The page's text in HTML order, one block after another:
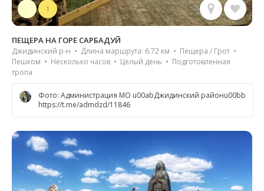
1
ПЕЩЕРА НА ГОРЕ САРБАДУЙ
Джидинский р-н • Длина маршрута: 6.72 км • Пещера / Грот •
Пешком • Несколько часов • Целый день • Подготовленная
тропа
Фото: Администрация МО u00abДжидинский районu00bb
https://t.me/admdzd/11846